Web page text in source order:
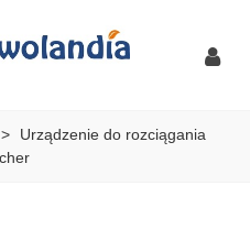
>
Urządzenie do rozciągania